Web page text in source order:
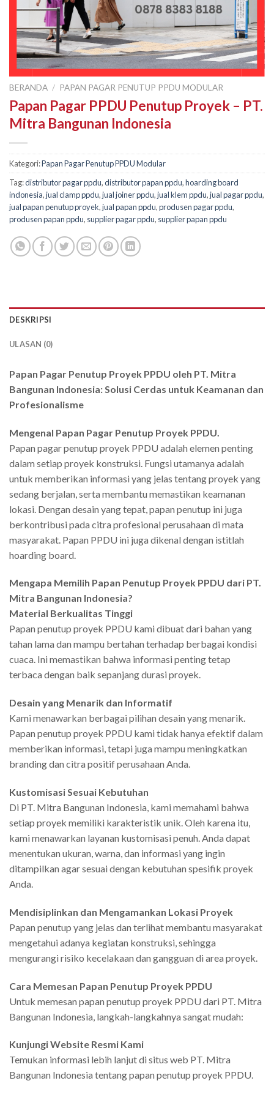
BERANDA / PAPAN PAGAR PENUTUP PPDU MODULAR
Papan Pagar PPDU Penutup Proyek – PT.
Mitra Bangunan Indonesia
Kategori:Papan Pagar Penutup PPDU Modular
Tag:distributor pagar ppdu,distributor papan ppdu,hoarding board
indonesia,jual clamp ppdu,jual joiner ppdu,jual klem ppdu,jual pagar ppdu,
jual papan penutup proyek,jual papan ppdu,produsen pagar ppdu,
produsen papan ppdu, supplier pagar ppdu, supplier papan ppdu
DESKRIPSI
ULASAN (0)
Papan Pagar Penutup Proyek PPDU oleh PT. Mitra
Bangunan Indonesia: Solusi Cerdas untuk Keamanan dan
Profesionalisme
Mengenal Papan Pagar Penutup Proyek PPDU.
Papan pagar penutup proyek PPDU adalah elemen penting
dalam setiap proyek konstruksi. Fungsi utamanya adalah
untuk memberikan informasi yang jelas tentang proyek yang
sedang berjalan, serta membantu memastikan keamanan
lokasi. Dengan desain yang tepat, papan penutup ini juga
berkontribusi pada citra profesional perusahaan di mata
masyarakat. Papan PPDU ini juga dikenal dengan istitlah
hoarding board.
Mengapa Memilih Papan Penutup Proyek PPDU dari PT.
Mitra Bangunan Indonesia?
Material Berkualitas Tinggi
Papan penutup proyek PPDU kami dibuat dari bahan yang
tahan lama dan mampu bertahan terhadap berbagai kondisi
cuaca. Ini memastikan bahwa informasi penting tetap
terbaca dengan baik sepanjang durasi proyek.
Desain yang Menarik dan Informatif
Kami menawarkan berbagai pilihan desain yang menarik.
Papan penutup proyek PPDU kami tidak hanya efektif dalam
memberikan informasi, tetapi juga mampu meningkatkan
branding dan citra positif perusahaan Anda.
Kustomisasi Sesuai Kebutuhan
Di PT. Mitra Bangunan Indonesia, kami memahami bahwa
setiap proyek memiliki karakteristik unik. Oleh karena itu,
kami menawarkan layanan kustomisasi penuh. Anda dapat
menentukan ukuran, warna, dan informasi yang ingin
ditampilkan agar sesuai dengan kebutuhan spesifik proyek
Anda.
Mendisiplinkan dan Mengamankan Lokasi Proyek
Papan penutup yang jelas dan terlihat membantu masyarakat
mengetahui adanya kegiatan konstruksi, sehingga
mengurangi risiko kecelakaan dan gangguan di area proyek.
Cara Memesan Papan Penutup Proyek PPDU
Untuk memesan papan penutup proyek PPDU dari PT. Mitra
Bangunan Indonesia, langkah-langkahnya sangat mudah:
Kunjungi Website Resmi Kami
Temukan informasi lebih lanjut di situs web PT. Mitra
Bangunan Indonesia tentang papan penutup proyek PPDU.